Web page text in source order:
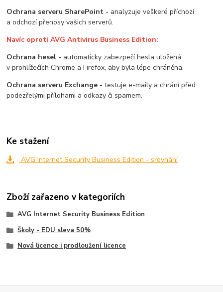
Ochrana serveru SharePoint - analyzuje veškeré příchozí
a odchozí přenosy vašich serverů.
Navíc oproti AVG Antivirus Business Edition:
Ochrana hesel - automaticky zabezpečí hesla uložená
v prohlížečích Chrome a Firefox, aby byla lépe chráněna.
Ochrana serveru Exchange -testuje e-maily a chrání před
podezřelými přílohami a odkazy či spamem.
Ke stažení
AVG Internet Security Business Edition - srovnání
Zboží zařazeno v kategoriích
AVG Internet Security Business Edition
Školy - EDU sleva 50%
Nová licence i prodloužení licence